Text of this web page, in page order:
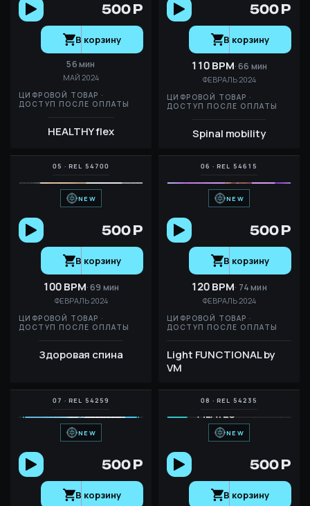
500 Р
В корзину
ЦИФРОВОЙ ТОВАР ·
ДОСТУП ПОСЛЕ ОПЛАТЫ
HEALTHY flex
МАЙ 2024
56 мин
500 Р
В корзину
ЦИФРОВОЙ ТОВАР ·
ДОСТУП ПОСЛЕ ОПЛАТЫ
Spinal mobility
ФЕВРАЛЬ 2024
110 BPM 66 мин
NEW
500 Р
В корзину
ЦИФРОВОЙ ТОВАР ·
ДОСТУП ПОСЛЕ ОПЛАТЫ
Здоровая спина
ФЕВРАЛЬ 2024
100 BPM 69 мин
NEW
500 Р
В корзину
ЦИФРОВОЙ ТОВАР ·
ДОСТУП ПОСЛЕ ОПЛАТЫ
Light FUNCTIONAL by
VM
ФЕВРАЛЬ 2024
120 BPM 74 мин
NEW
500 Р
В корзину
NEW
500 Р
В корзину